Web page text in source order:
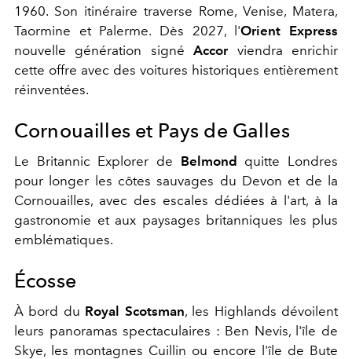
1960. Son itinéraire traverse Rome, Venise, Matera,
Taormine et Palerme. Dès 2027, l'Orient Express
nouvelle génération signéAccorviendra enrichir
cette offre avec des voitures historiques entièrement
réinventées.
Cornouailles et Pays de Galles
Le Britannic Explorer de Belmond
quitte Londres
pour longer les côtes sauvages du Devon et de la
Cornouailles, avec des escales dédiées à l'art, à la
gastronomie et aux paysages britanniques les plus
emblématiques.
Écosse
À bord du Royal Scotsman, les Highlands dévoilent
leurs panoramas spectaculaires : Ben Nevis, l'île de
Skye, les montagnes Cuillin ou encore l'île de Bute